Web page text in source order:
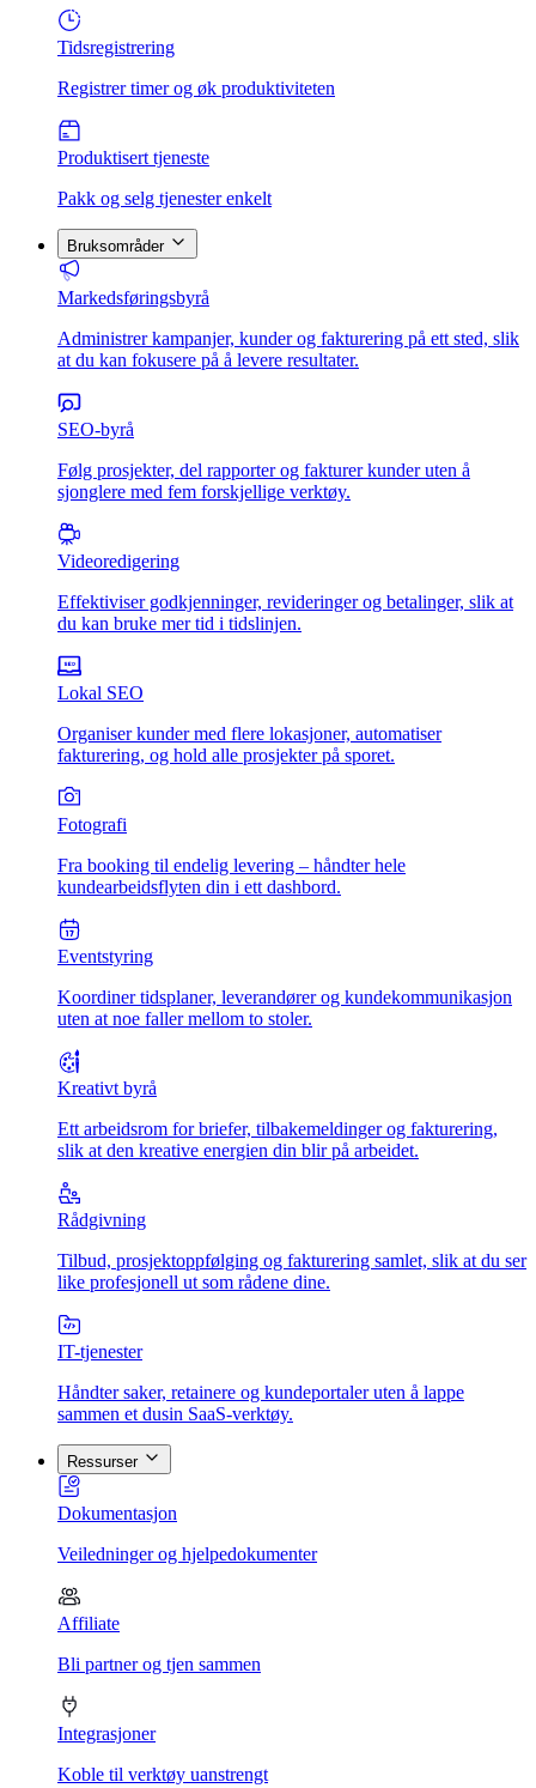
Tidsregistrering
Registrer timer og øk produktiviteten
Produktisert tjeneste
Pakk og selg tjenester enkelt
Bruksområder
Markedsføringsbyrå
Administrer kampanjer, kunder og fakturering på ett sted, slik
at du kan fokusere på å levere resultater.
SEO-byrå
Følg prosjekter, del rapporter og fakturer kunder uten å
sjonglere med fem forskjellige verktøy.
Videoredigering
Effektiviser godkjenninger, revideringer og betalinger, slik at
du kan bruke mer tid i tidslinjen.
Lokal SEO
Organiser kunder med flere lokasjoner, automatiser
fakturering, og hold alle prosjekter på sporet.
Fotografi
Fra booking til endelig levering – håndter hele
kundearbeidsflyten din i ett dashbord.
Eventstyring
Koordiner tidsplaner, leverandører og kundekommunikasjon
uten at noe faller mellom to stoler.
Kreativt byrå
Ett arbeidsrom for briefer, tilbakemeldinger og fakturering,
slik at den kreative energien din blir på arbeidet.
Rådgivning
Tilbud, prosjektoppfølging og fakturering samlet, slik at du ser
like profesjonell ut som rådene dine.
IT-tjenester
Håndter saker, retainere og kundeportaler uten å lappe
sammen et dusin SaaS-verktøy.
Ressurser
Dokumentasjon
Veiledninger og hjelpedokumenter
Affiliate
Bli partner og tjen sammen
Integrasjoner
Koble til verktøy uanstrengt